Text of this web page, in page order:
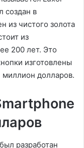
создан в
из чистого золота
из
200 лет. Это
изготовлены
миллион долларов.
разработан